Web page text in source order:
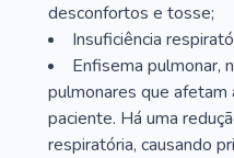
desconfortos e tosse;
Insuficiência
Enfisema pulmonar,
pulmonares que
paciente. Há uma
respiratória, causando